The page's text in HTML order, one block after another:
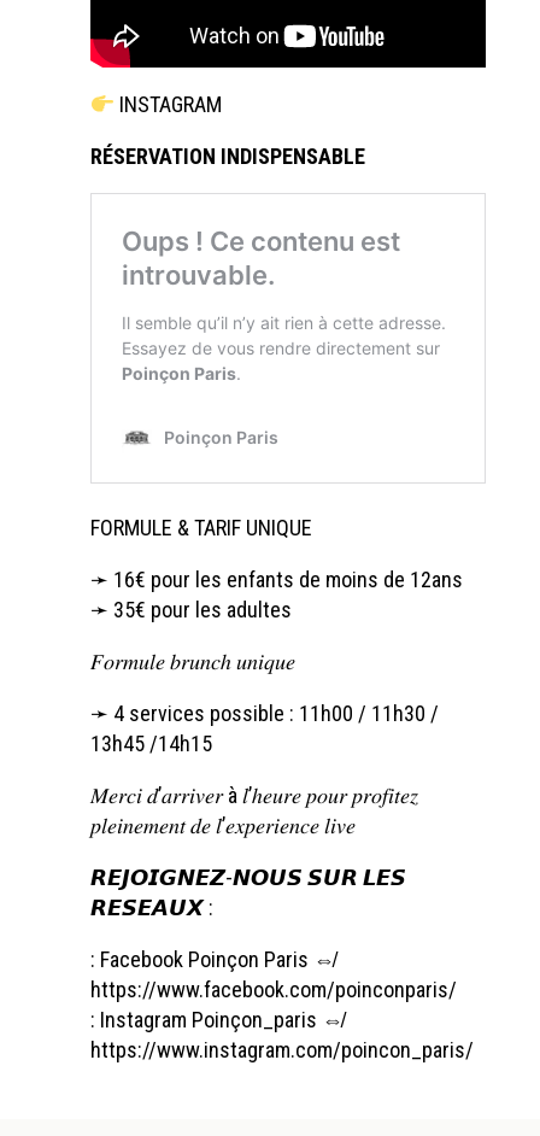
INSTAGRAM
RÉSERVATION INDISPENSABLE
FORMULE & TARIF UNIQUE
➛ 16€ pour les enfants de moins de 12ans
➛ 35€ pour les adultes
𝐹𝑜𝑟𝑚𝑢𝑙𝑒 𝑏𝑟𝑢𝑛𝑐ℎ 𝑢𝑛𝑖𝑞𝑢𝑒
➛ 4 services possible : 11h00 / 11h30 /
13h45 /14h15
𝑀𝑒𝑟𝑐𝑖 𝑑’𝑎𝑟𝑟𝑖𝑣𝑒𝑟 à 𝑙’ℎ𝑒𝑢𝑟𝑒 𝑝𝑜𝑢𝑟 𝑝𝑟𝑜𝑓𝑖𝑡𝑒𝑧
𝑝𝑙𝑒𝑖𝑛𝑒𝑚𝑒𝑛𝑡 𝑑𝑒 𝑙’𝑒𝑥𝑝𝑒𝑟𝑖𝑒𝑛𝑐𝑒 𝑙𝑖𝑣𝑒
𝙍𝙀𝙅𝙊𝙄𝙂𝙉𝙀𝙕-𝙉𝙊𝙐𝙎 𝙎𝙐𝙍 𝙇𝙀𝙎
𝙍𝙀𝙎𝙀𝘼𝙐𝙓 :
: Facebook Poinçon Paris ⇎
https://www.facebook.com/poinconparis/
: Instagram Poinçon_paris ⇎
https://www.instagram.com/poincon_paris/